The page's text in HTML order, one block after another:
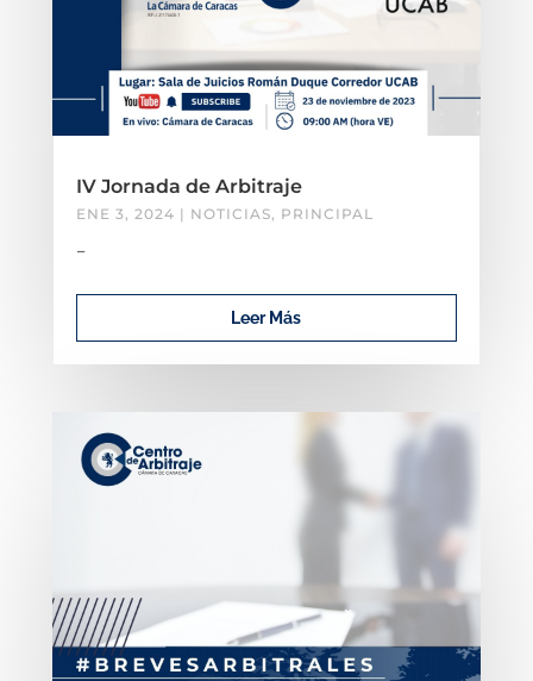
IV Jornada de Arbitraje
ENE 3, 2024 | NOTICIAS, PRINCIPAL
–
Leer Más